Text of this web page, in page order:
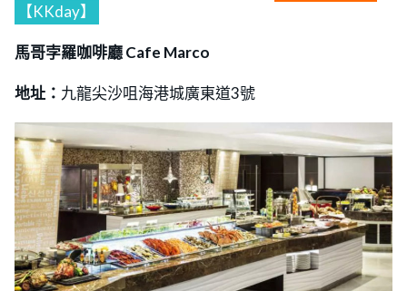
【KKday】
馬哥孛羅咖啡廳 Cafe Marco
地址： 九龍尖沙咀海港城廣東道3號